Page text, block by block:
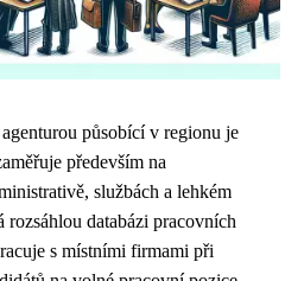
působící v regionu je
především na
službách a lehkém
rozsáhlou databázi pracovních
s místními firmami při